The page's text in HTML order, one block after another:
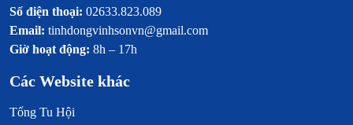
Số điện thoại: 02633.823.089
Email: tinhdongvinhsonvn@gmail.com
Giờ hoạt động: 8h – 17h
Các Website khác
Tổng Tu Hội